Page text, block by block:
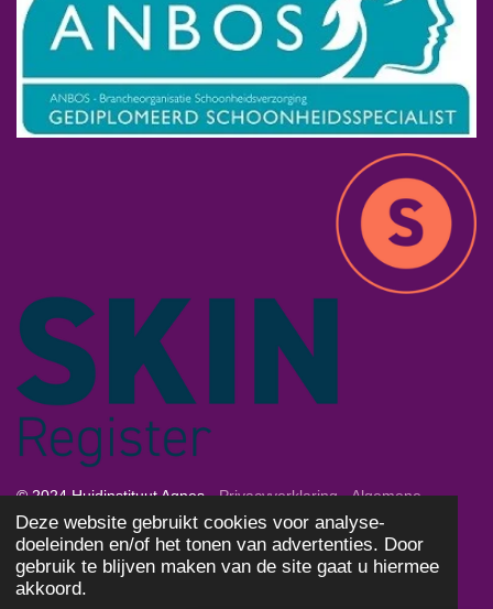
Deze website gebruikt cookies voor analyse-
doeleinden en/of het tonen van advertenties. Door
gebruik te blijven maken van de site gaat u hiermee
akkoord.
© 2024 Huidinstituut Agnes -Privacyverklaring-Algemene
Voorwaarden-Cookies
Powered byJouwWeb